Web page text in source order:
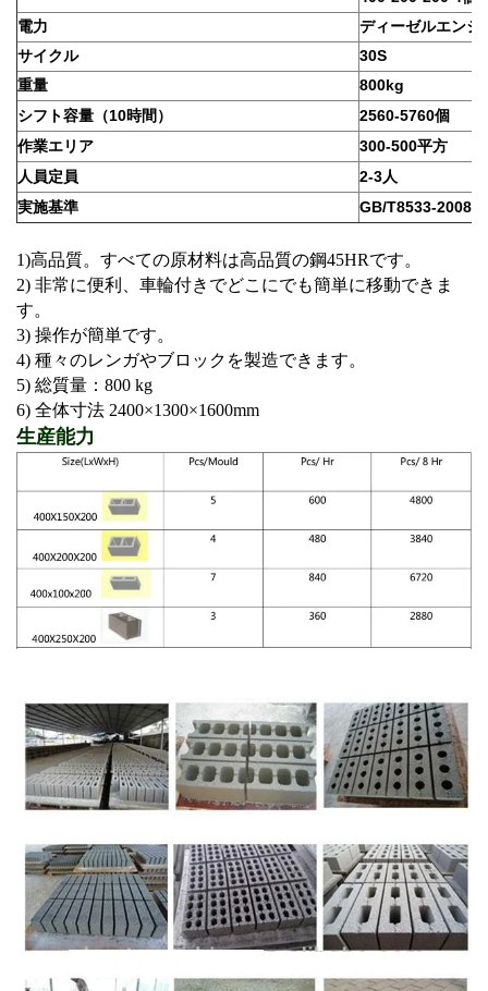
電力
ディーゼルエン
サイクル
30S
重量
800kg
シフト容量（10時間）
2560-5760個
作業エリア
300-500平方
人員定員
2-3人
実施基準
GB/T8533-2008
1)高品質。すべての原材料は高品質の鋼45HRです。
2) 非常に便利、車輪付きでどこにでも簡単に移動できま
す。
3) 操作が簡単です。
4) 種々のレンガやブロックを製造できます。
5) 総質量：800 kg
6) 全体寸法 2400×1300×1600mm
生産能力